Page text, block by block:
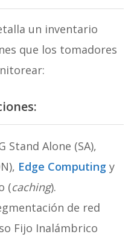
un inventario
que los tomadores
Stand Alone (SA),
Edge Computing y
(caching).
de red
Fijo Inalámbrico